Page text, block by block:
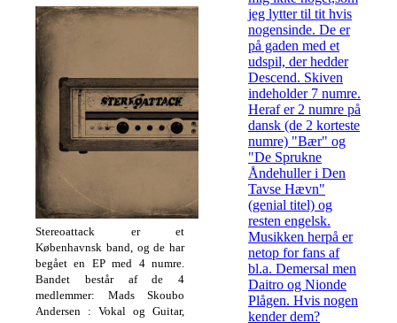
Stereoattack er et
Københavnsk band, og de har
begået en EP med 4 numre.
Bandet består af de 4
medlemmer: Mads Skoubo
Andersen : Vokal og Guitar,
jeg lytter til tit hvis
nogensinde. De er
på gaden med et
udspil, der hedder
Descend. Skiven
indeholder 7 numre.
Heraf er 2 numre på
dansk (de 2 korteste
numre) "Bær" og
"De Sprukne
Åndehuller i Den
Tavse Hævn"
(genial titel) og
resten engelsk.
Musikken herpå er
netop for fans af
bl.a. Demersal men
Daitro og Nionde
Plågen. Hvis nogen
kender dem?